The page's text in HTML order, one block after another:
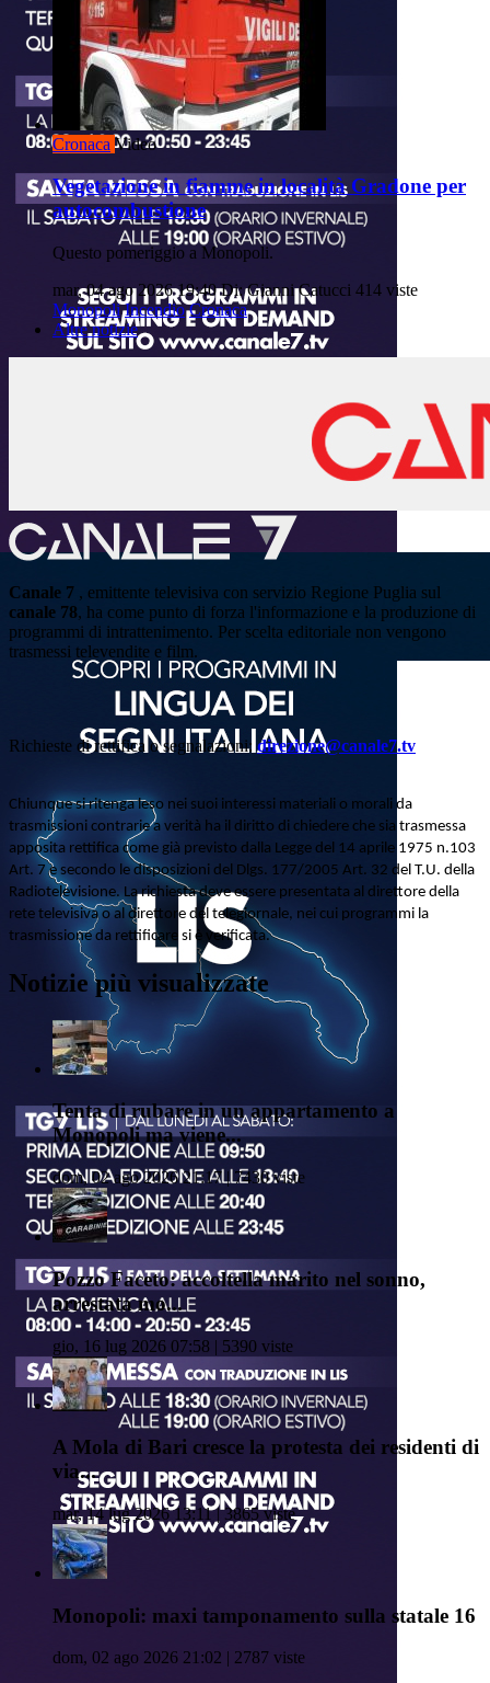
Cronaca Video
Vegetazione in fiamme in località Gradone per
autocombustione
Questo pomeriggio a Monopoli.
mar, 04 ago 2026 19:40 Di: Gianni Catucci 414 viste
Monopoli Incendio Cronaca
Altre notizie
Canale 7 , emittente televisiva con servizio Regione Puglia sul
canale 78, ha come punto di forza l'informazione e la produzione di
programmi di intrattenimento. Per scelta editoriale non vengono
trasmessi televendite e film.
Richieste di rettifica o segnalazioni: direzione@canale7.tv
Chiunque si ritenga leso nei suoi interessi materiali o morali da
trasmissioni contrarie a verità ha il diritto di chiedere che sia trasmessa
apposita rettifica come già previsto dalla Legge del 14 aprile 1975 n.103
Art. 7 e secondo le disposizioni del Dlgs. 177/2005 Art. 32 del T.U. della
Radiotelevisione. La richiesta deve essere presentata al direttore della
rete televisiva o al direttore del telegiornale, nei cui programmi la
trasmissione da rettificare si è verificata.
Notizie più visualizzate
Tenta di rubare in un appartamento a
Monopoli ma viene...
dom, 02 ago 2026 21:17 | 7430 viste
Pozzo Faceto: accoltella marito nel sonno,
arrestata mo...
gio, 16 lug 2026 07:58 | 5390 viste
A Mola di Bari cresce la protesta dei residenti di
via...
mar, 14 lug 2026 13:11 | 3865 viste
Monopoli: maxi tamponamento sulla statale 16
dom, 02 ago 2026 21:02 | 2787 viste